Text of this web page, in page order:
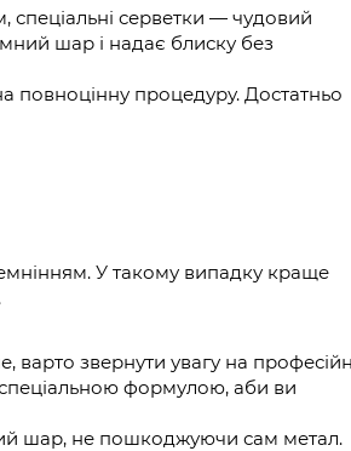
серветки — чудовий
шар і надає блиску без
повноцінну процедуру. Достатньо
У такому випадку краще
звернути увагу на
формулою, аби ви
шар, не пошкоджуючи сам метал.